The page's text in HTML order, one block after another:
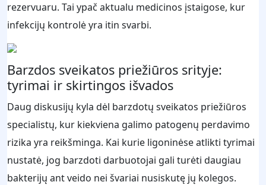
rezervuaru. Tai ypač aktualu medicinos įstaigose, kur
infekcijų kontrolė yra itin svarbi.
Barzdos sveikatos priežiūros srityje:
tyrimai ir skirtingos išvados
Daug diskusijų kyla dėl barzdotų sveikatos priežiūros
specialistų, kur kiekviena galimo patogenų perdavimo
rizika yra reikšminga. Kai kurie ligoninėse atlikti tyrimai
nustatė, jog barzdoti darbuotojai gali turėti daugiau
bakterijų ant veido nei švariai nusiskutę jų kolegos.